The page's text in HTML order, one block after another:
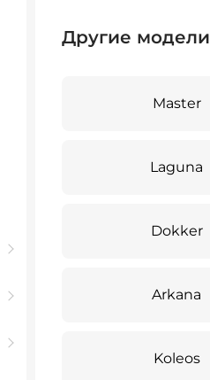
Другие модели
Master
Laguna
Dokker
Arkana
Koleos